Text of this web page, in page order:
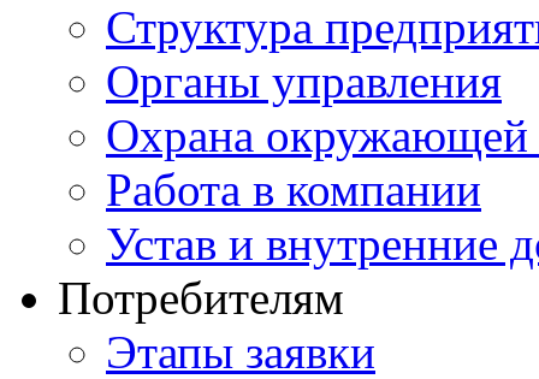
Структура
Органы управления
Охрана окружающей
Работа в компании
Устав и внутренние
Потребителям
Этапы заявки